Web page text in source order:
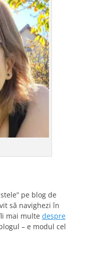
pe blog de
să navighezi în
mai multe despre
– e modul cel